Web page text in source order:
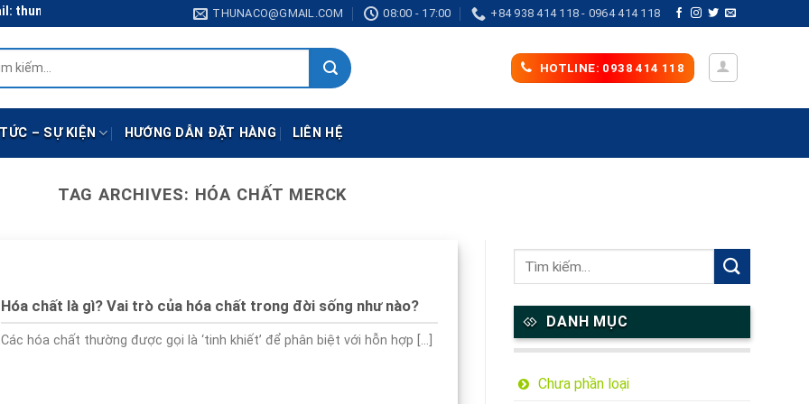
THUNACO@GMAIL.COM 08:00 - 17:00 +84 938 414 118 - 0964 414 118
HOTLINE: 0938 414 118
– SỰ KIỆN HƯỚNG DẪN ĐẶT HÀNG LIÊN HỆ
TAG ARCHIVES: HÓA CHẤT MERCK
Hóa chất là gì? Vai trò của hóa chất trong đời sống như nào?
Các hóa chất thường được gọi là ‘tinh khiết’ để phân biệt với hỗn hợp [...]
DANH MỤC
Chưa phần loại